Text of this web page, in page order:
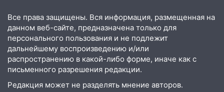
Ульяновской области
18:00 Мотофристайл, рок и силовой
экстрим: в Ульяновске пройдет
большой фестиваль «Наше время»
17:30 Где есть бензин в Ульяновске 5
августа после рабочего дня: список АЗС
Все права защищены. Вся информация, размещенная на
данном веб-сайте, предназначена только для
персонального пользования и не подлежит
дальнейшему воспроизведению и/или
распространению в какой-либо форме, иначе как с
письменного разрешения редакции.
Редакция может не разделять мнение авторов.